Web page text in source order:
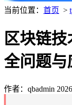
当前位置： 首页 >
区块链
全问题与
作者：qbadmin